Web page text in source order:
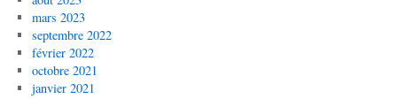
mars 2023
septembre 2022
février 2022
octobre 2021
janvier 2021